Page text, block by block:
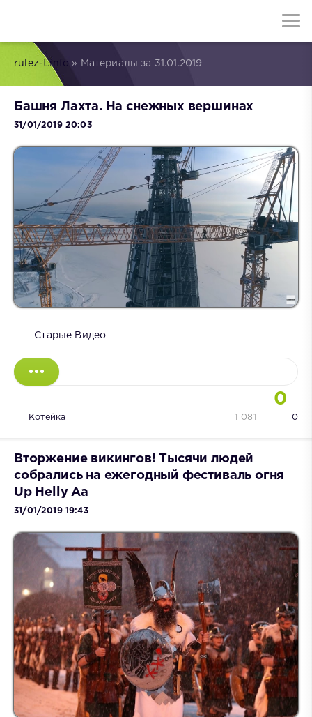
rulez-t.info » Материалы за 31.01.2019
Башня Лахта. На снежных вершинах
31/01/2019 20:03
Старые Видео
0
Котейка 0
1 081
Вторжение викингов! Тысячи людей
собрались на ежегодный фестиваль огня
Up Helly Aa
31/01/2019 19:43